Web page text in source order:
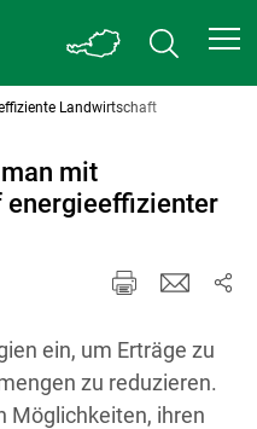
Landwirtschaft
mit
energieeffizienter
ein, um Erträge zu
zu reduzieren.
Möglichkeiten, ihren